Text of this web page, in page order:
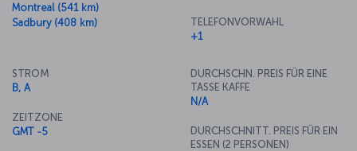
Montreal (541 km)
Sadbury (408 km)
TELEFONVORWAHL
+1
STROM
B, A
ZEITZONE
GMT -5
DURCHSCHN. PREIS FÜR EINE
TASSE KAFFE
N/A
DURCHSCHNITT. PREIS FÜR EIN
ESSEN (2 PERSONEN)